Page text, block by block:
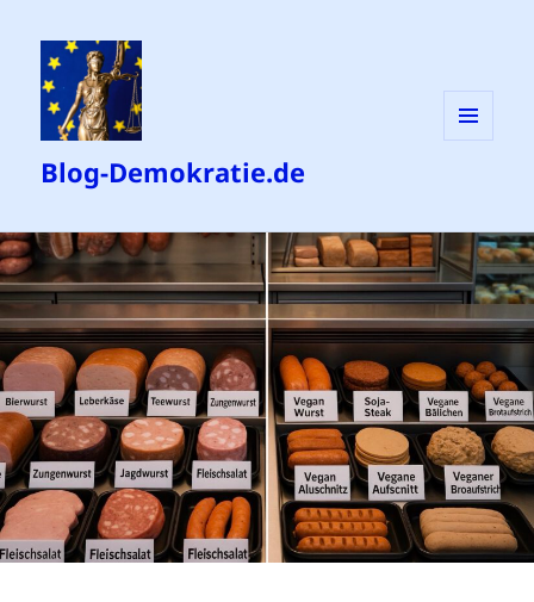
Blog-Demokratie.de